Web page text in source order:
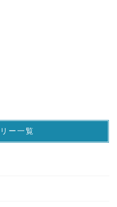
ー一覧